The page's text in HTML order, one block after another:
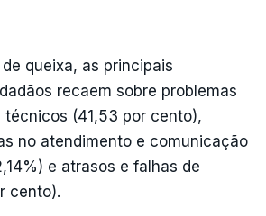
queixa, as principais
recaem sobre problemas
(41,53 por cento),
no atendimento e comunicação
e atrasos e falhas de
cento).